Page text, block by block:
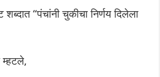
“पंचांनी चुकीचा निर्णय दिलेला
म्हटले,